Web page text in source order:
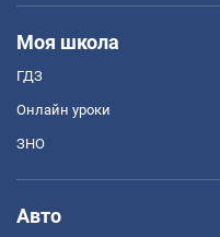
Моя школа
ГДЗ
Онлайн уроки
ЗНО
Авто